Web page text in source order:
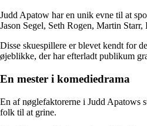
Judd Apatow har en unik evne til at
Jason Segel, Seth Rogen, Martin
Disse skuespillere er blevet kendt for
øjeblikke, der har efterladt publikum
En mester i komediedrama
En af nøglefaktorerne i Judd Apatows
folk til at grine.